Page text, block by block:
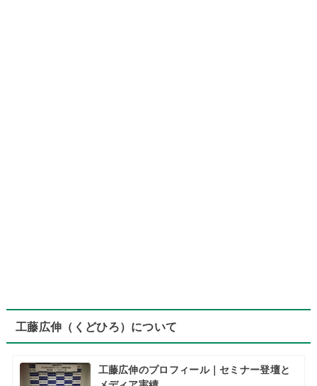
工藤広伸（くどひろ）について
工藤広伸のプロフィール｜セミナー登壇と